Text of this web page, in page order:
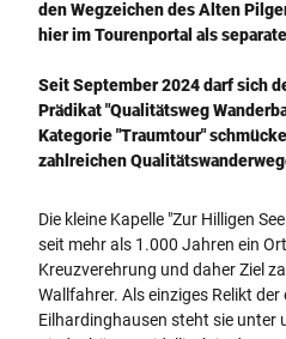
den Wegzeichen des Alten
hier im Tourenportal als
Seit September 2024 darf sich
Prädikat "Qualitätsweg
Kategorie "Traumtour"
zahlreichen
Die kleine Kapelle "Zur Hilligen
seit mehr als 1.000 Jahren ein
Kreuzverehrung und daher Ziel
Wallfahrer. Als einziges Relikt
Eilhardinghausen steht sie unter